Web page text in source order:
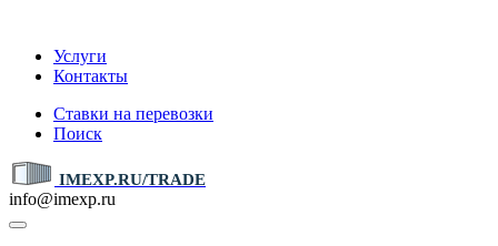
Услуги
Контакты
Ставки на перевозки
Поиск
IMEXP.RU/TRADE
info@imexp.ru